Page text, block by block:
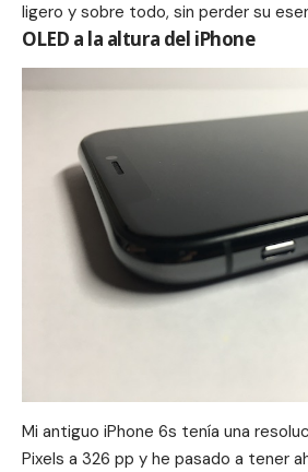
ligero y sobre todo, sin perder su
OLED a la altura del iPhone
Mi antiguo iPhone 6s tenía una
Pixels a 326 pp y he pasado a tener